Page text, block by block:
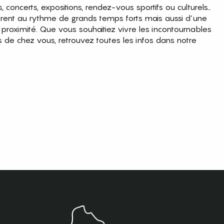
concerts, expositions, rendez-vous sportifs ou culturels…
au rythme de grands temps forts mais aussi d’une
Que vous souhaitiez vivre les incontournables
de chez vous, retrouvez toutes les infos dans notre